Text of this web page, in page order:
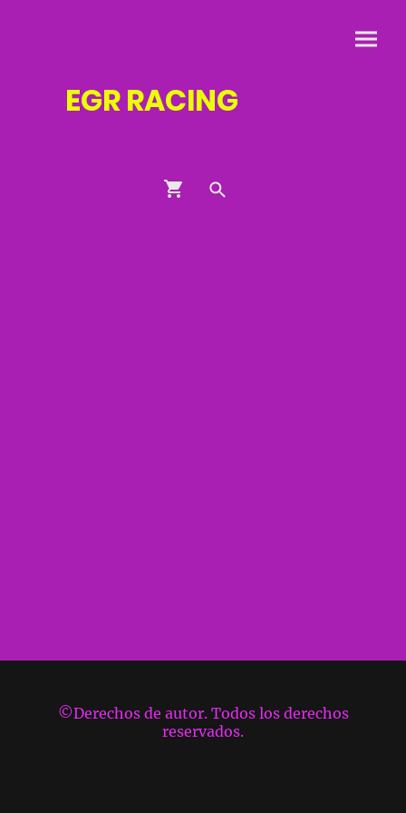
EGRRACING
©Derechos de autor. Todos los derechos
reservados.